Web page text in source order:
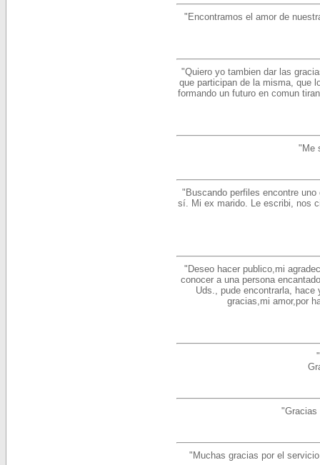
"Encontramos el amor de
"Quiero yo tambien dar las
que participan de la misma, que
formando un futuro en comun
"Me
"Buscando perfiles encontre
sí. Mi ex marido. Le escribi, nos
"Deseo hacer publico,mi
conocer a una persona
Uds., pude encontrarla,
gracias,mi amor,por
"Gracias
"Muchas gracias por el